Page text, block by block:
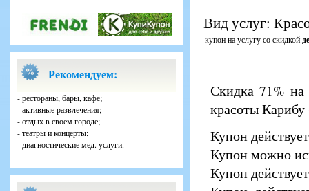
Рекомендуем:
- рестораны, бары, кафе;
- активные развлечения;
- отдых в своем городе;
- театры и концерты;
- диагностические мед. услуги.
Вид услуг:
купон на услугу со скидкой
Скидка 71% на
красоты Карибу
Купон
Купон можно
Купон